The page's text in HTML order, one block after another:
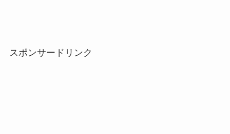
スポンサードリンク